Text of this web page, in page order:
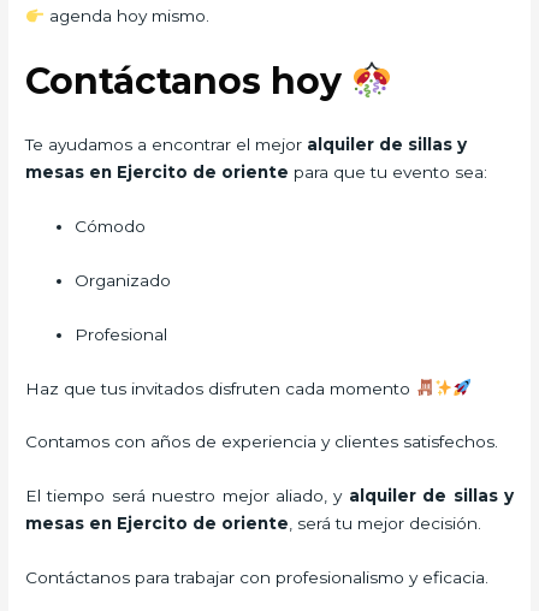
agenda hoy mismo.
Contáctanos hoy
Te ayudamos a encontrar el mejor alquiler de sillas y
mesas en Ejercito de oriente para que tu evento sea:
Cómodo
Organizado
Profesional
Haz que tus invitados disfruten cada momento
Contamos con años de experiencia y clientes satisfechos.
El tiempo será nuestro mejor aliado, y alquiler de sillas y
mesas en Ejercito de oriente, será tu mejor decisión.
Contáctanos para trabajar con profesionalismo y eficacia.